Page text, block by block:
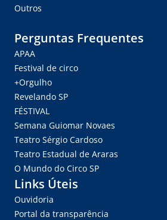
Outros
Perguntas Frequentes
APAA
Festival de circo
+Orgulho
Revelando SP
FÉSTIVAL
Semana Guiomar Novaes
Teatro Sérgio Cardoso
Teatro Estadual de Araras
O Mundo do Circo SP
Links Úteis
Ouvidoria
Portal da transparência